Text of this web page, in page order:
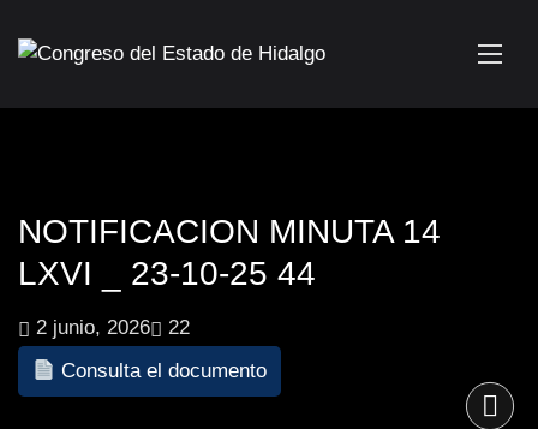
NOTIFICACION MINUTA 14
LXVI _ 23-10-25 44
2 junio, 2026
22
Consulta el documento